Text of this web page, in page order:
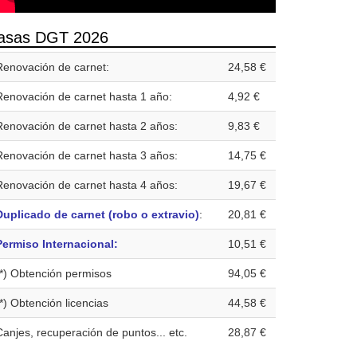
DGT 2026
de carnet: 24,58 €
de carnet hasta 1 año: 4,92 €
de carnet hasta 2 años: 9,83 €
de carnet hasta 3 años: 14,75 €
de carnet hasta 4 años: 19,67 €
de carnet (robo o extravio): 20,81 €
Internacional: 10,51 €
Obtención permisos 94,05 €
Obtención licencias 44,58 €
recuperación de puntos... etc. 28,87 €